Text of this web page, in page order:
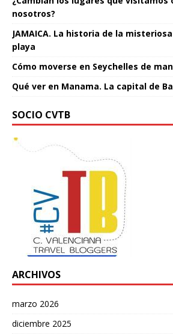
nosotros?
JAMAICA. La historia de la
playa
Cómo moverse en Seychelles de
Qué ver en Manama. La capital de
SOCIO CVTB
ARCHIVOS
marzo 2026
diciembre 2025